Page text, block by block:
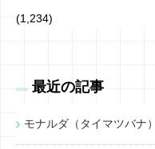
(1,234)
最近の記事
モナルダ（タイマツバナ